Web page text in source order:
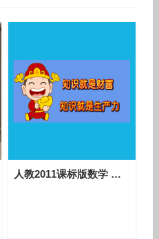
人教2011课标版数学 七上 第四章第一节第一课时《立体图形与平面图形》课堂教学视频-吴磊